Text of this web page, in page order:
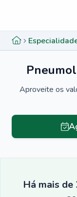
Aproveite os
Há mais